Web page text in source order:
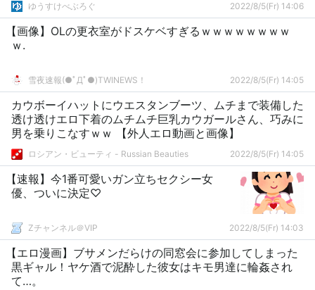
ゆうすけべぶろぐ 2022/8/5(Fr) 14:06
【画像】OLの更衣室がドスケベすぎるｗｗｗｗｗｗｗｗ
ｗ.
雪夜速報(●ﾟДﾟ●)TWINEWS！ 2022/8/5(Fr) 14:05
カウボーイハットにウエスタンブーツ、ムチまで装備した
透け透けエロ下着のムチムチ巨乳カウガールさん、巧みに
男を乗りこなすｗｗ 【外人エロ動画と画像】
ロシアン・ビューティ - Russian Beauties 2022/8/5(Fr) 14:05
【速報】今1番可愛いガン立ちセクシー女
優、ついに決定♡
Zチャンネル＠VIP 2022/8/5(Fr) 14:03
【エロ漫画】ブサメンだらけの同窓会に参加してしまった
黒ギャル！ヤケ酒で泥酔した彼女はキモ男達に輪姦され
て…。